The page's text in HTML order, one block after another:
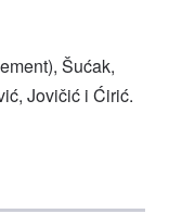
Šućak,
Jovičić i Ćirić.